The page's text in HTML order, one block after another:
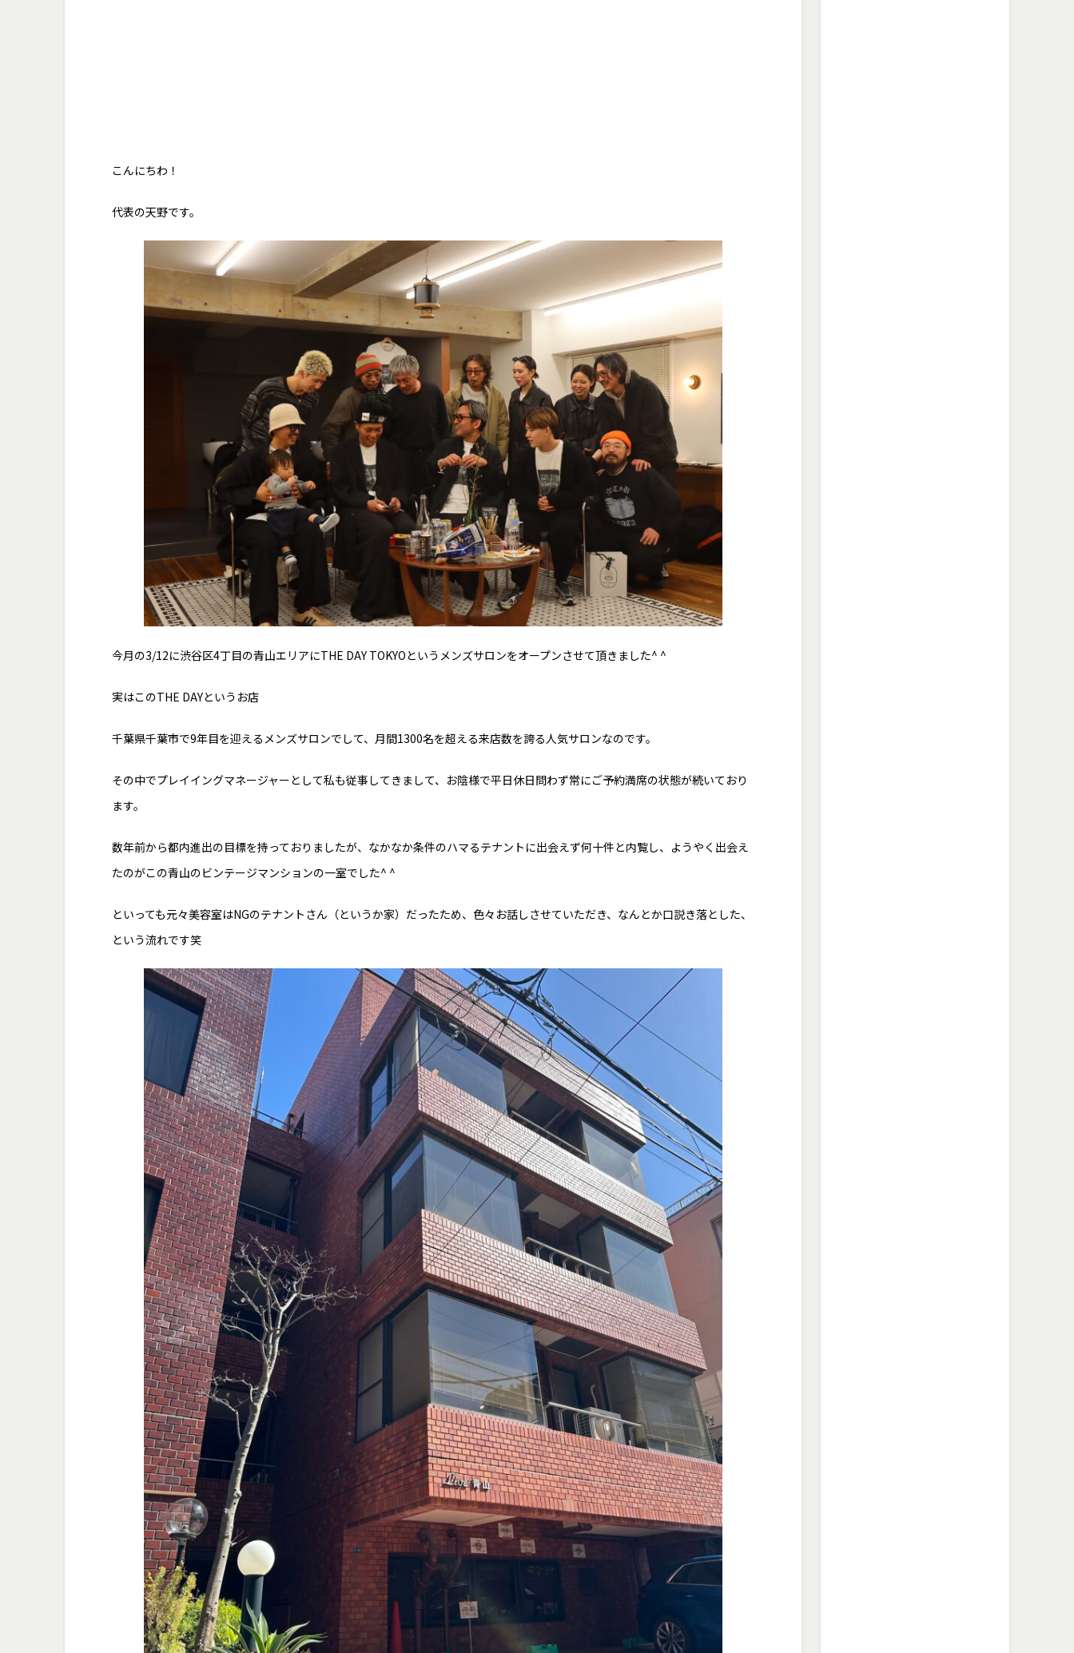
こんにちわ！
代表の天野です。
今月の3/12に渋谷区4丁目の青山エリアにTHE DAY TOKYOというメンズサロンをオープンさせて頂きました^ ^
実はこのTHE DAYというお店
千葉県千葉市で9年目を迎えるメンズサロンでして、月間1300名を超える来店数を誇る人気サロンなのです。
その中でプレイイングマネージャーとして私も従事してきまして、お陰様で平日休日問わず常にご予約満席の状態が続いており
ます。
数年前から都内進出の目標を持っておりましたが、なかなか条件のハマるテナントに出会えず何十件と内覧し、ようやく出会え
たのがこの青山のビンテージマンションの一室でした^ ^
といっても元々美容室はNGのテナントさん（というか家）だったため、色々お話しさせていただき、なんとか口説き落とした、
という流れです笑